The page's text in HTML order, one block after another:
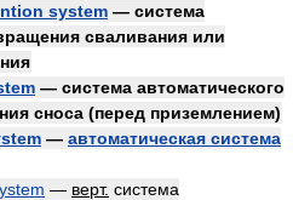
system — система
сваливания или
— система автоматического
сноса (перед приземлением)
— автоматическая система
— верт. система